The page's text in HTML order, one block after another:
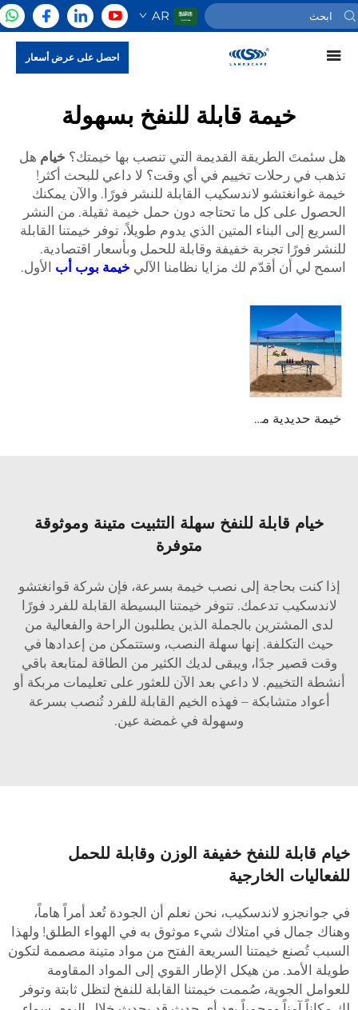
AR
احصل على عرض أسعار
خيمة قابلة للنفخ بسهولة
هل سئمتَ الطريقة القديمة التي تنصب بها خيمتك؟خيامهل
تذهب في رحلات تخييم في أي وقت؟ لا داعي للبحث أكثر!
خيمة غوانغتشو لاندسكيب القابلة للنشر فورًا. والآن يمكنك
الحصول على كل ما تحتاجه دون حمل خيمة ثقيلة. من النشر
السريع إلى البناء المتين الذي يدوم طويلاً، توفر خيمتنا القابلة
للنشر فورًا تجربة خفيفة وقابلة للحمل وبأسعار اقتصادية.
اسمح لي أن أقدّم لك مزايا نظامنا الآلي خيمة بوب أبالأول.
خيمة حديدية مخصصة للترويج للحدث
خيام قابلة للنفخ سهلة التثبيت متينة وموثوقة
متوفرة
إذا كنت بحاجة إلى نصب خيمة بسرعة، فإن شركة قوانغتشو
لاندسكيب تدعمك. تتوفر خيمتنا البسيطة القابلة للفرد فورًا
لدى المشترين بالجملة الذين يطلبون الراحة والفعالية من
حيث التكلفة. إنها سهلة النصب، وستتمكن من إعدادها في
وقت قصير جدًا، ويبقى لديك الكثير من الطاقة لمتابعة باقي
أنشطة التخييم. لا داعي بعد الآن للعثور على تعليمات مربكة أو
أعواد متشابكة – فهذه الخيم القابلة للفرد تُنصب بسرعة
وسهولة في غمضة عين.
قابلة للنفخ خفيفة الوزن وقابلة للحمل
الخارجية
جوانجزو لاندسكيب، نحن نعلم أن الجودة تُعد أمراً هاماً،
جمال في امتلاك شيء موثوق به في الهواء الطلق! ولهذا
تُصنع خيمتنا السريعة الفتح من مواد متينة مصممة لتكون
الأمد. من هيكل الإطار القوي إلى المواد المقاومة
الجوية، صُممت خيمتنا القابلة للنفخ لتظل ثابتة وتوفر